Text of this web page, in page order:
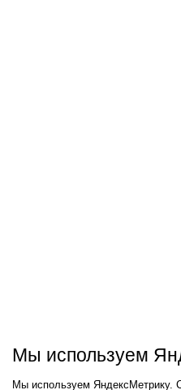
Мы используем
Мы используем ЯндексМетрику.